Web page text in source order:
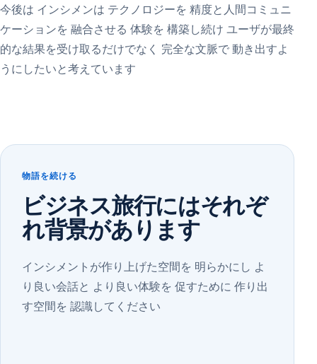
今後は インシメンは テクノロジーを 精度と人間コミュニ
ケーションを 融合させる 体験を 構築し続け ユーザが最終
的な結果を受け取るだけでなく 完全な文脈で 動き出すよ
うにしたいと考えています
物語を続ける
ビジネス旅行にはそれぞ
れ背景があります
インシメントが作り上げた空間を 明らかにし よ
り良い会話と より良い体験を 促すために 作り出
す空間を 認識してください